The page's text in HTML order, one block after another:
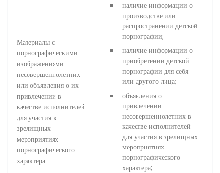
Материалы с
порнографическими
изображениями
несовершеннолетних
или объявления о их
привлечении в
качестве исполнителей
для участия в
зрелищных
мероприятиях
порнографического
характера
наличие информации о
производстве или
распространении детской
порнографии;
наличие информации о
приобретении детской
порнографии для себя
или другого лица;
объявления о
привлечении
несовершеннолетних в
качестве исполнителей
для участия в зрелищных
мероприятиях
порнографического
характера;